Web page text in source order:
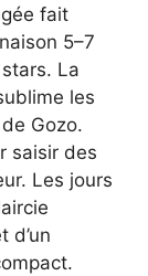
fait
5–7
La
les
Gozo.
saisir des
Les jours
d’un